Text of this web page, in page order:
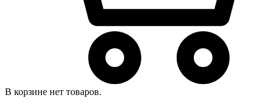
В корзине нет товаров.